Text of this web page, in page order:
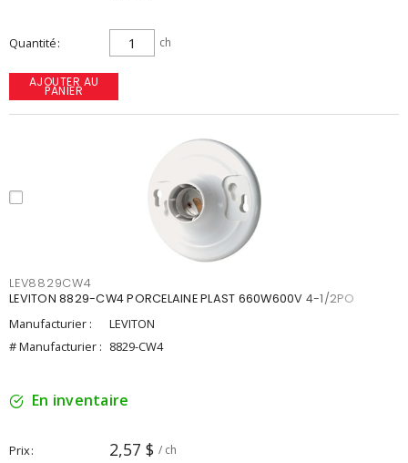
Quantité ch
AJOUTER AU
PANIER
LEV8829CW4
LEVITON 8829-CW4 PORCELAINE PLAST 660W600V 4-1/2PO
Manufacturier :
LEVITON
# Manufacturier : 8829-CW4
En inventaire
Prix 2,57 $ / ch